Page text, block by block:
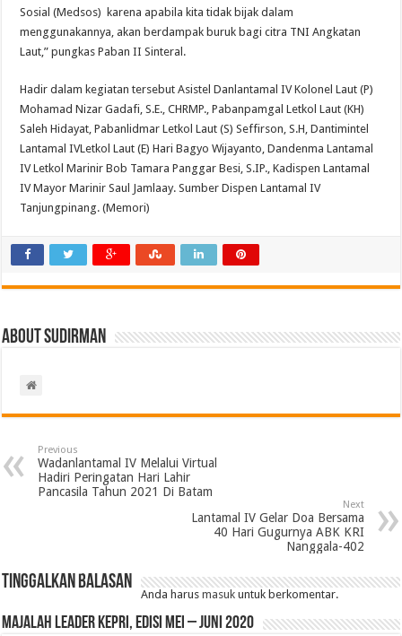
Sosial (Medsos) karena apabila kita tidak bijak dalam
menggunakannya, akan berdampak buruk bagi citra TNI Angkatan
Laut,” pungkas Paban II Sinteral.
Hadir dalam kegiatan tersebut Asistel Danlantamal IV Kolonel Laut (P)
Mohamad Nizar Gadafi, S.E., CHRMP., Pabanpamgal Letkol Laut (KH)
Saleh Hidayat, Pabanlidmar Letkol Laut (S) Seffirson, S.H, Dantimintel
Lantamal IVLetkol Laut (E) Hari Bagyo Wijayanto, Dandenma Lantamal
IV Letkol Marinir Bob Tamara Panggar Besi, S.IP., Kadispen Lantamal
IV Mayor Marinir Saul Jamlaay. Sumber Dispen Lantamal IV
Tanjungpinang. (Memori)
About Sudirman
Previous
Wadanlantamal IV Melalui Virtual
Hadiri Peringatan Hari Lahir
Pancasila Tahun 2021 Di Batam
Next
Lantamal IV Gelar Doa Bersama
40 Hari Gugurnya ABK KRI
Nanggala-402
Tinggalkan Balasan
Anda harusmasuk untuk berkomentar.
MAJALAH LEADER KEPRI, EDISI MEI – JUNI 2020